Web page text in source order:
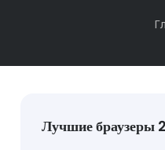
Лучшие браузеры